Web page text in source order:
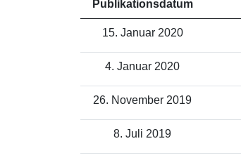
Publikationsdatum
15. Januar 2020
4. Januar 2020
26. November 2019
8. Juli 2019